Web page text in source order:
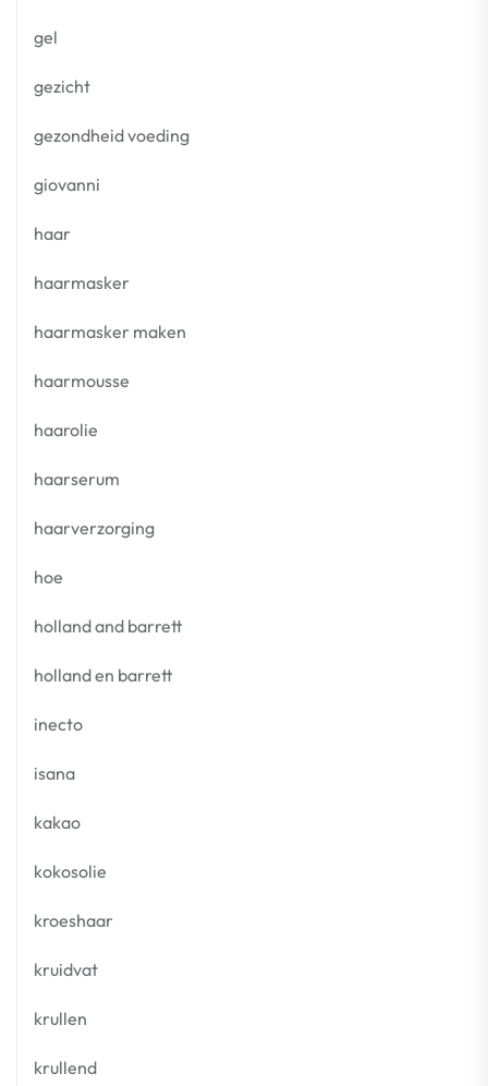
gel
gezicht
gezondheid voeding
giovanni
haar
haarmasker
haarmasker maken
haarmousse
haarolie
haarserum
haarverzorging
hoe
holland and barrett
holland en barrett
inecto
isana
kakao
kokosolie
kroeshaar
kruidvat
krullen
krullend